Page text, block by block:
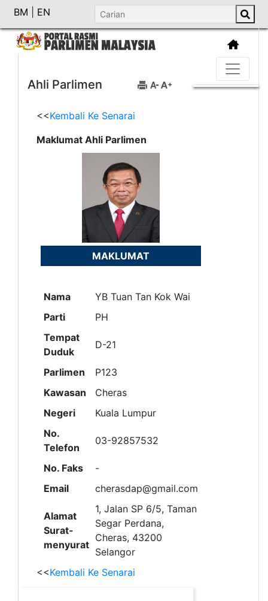
BM EN
Ahli Parlimen
<<Kembali Ke Senarai
Maklumat Ahli Parlimen
MAKLUMAT
Nama
YB Tuan Tan Kok Wai
Parti
PH
Tempat
Duduk
D-21
Parlimen
P123
Kawasan
Cheras
Negeri
Kuala Lumpur
No.
Telefon
03-92857532
No. Faks
-
Email
cherasdap@gmail.com
Alamat
Surat-
menyurat
1, Jalan SP 6/5, Taman
Segar Perdana,
Cheras, 43200
Selangor
<<Kembali Ke Senarai